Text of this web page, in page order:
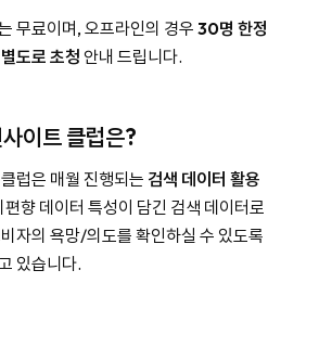
무료이며, 오프라인의 경우 30명 한정
도로 초청 안내 드립니다.
이트 클럽은?
럽은 매월 진행되는 검색 데이터 활용
향 데이터 특성이 담긴 검색 데이터로
자의 욕망/의도를 확인하실 수 있도록
있습니다.